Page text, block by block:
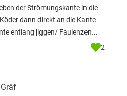
der Strömungskante in die
dann direkt an die Kante
entlang jiggen/ Faulenzen...
2